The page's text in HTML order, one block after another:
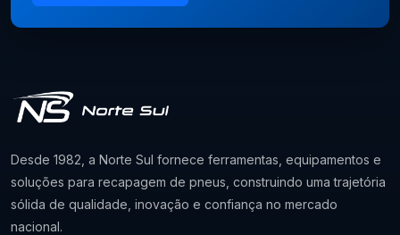
Desde 1982, a Norte Sul fornece ferramentas, equipamentos e
soluções para recapagem de pneus, construindo uma trajetória
sólida de qualidade, inovação e confiança no mercado
nacional.